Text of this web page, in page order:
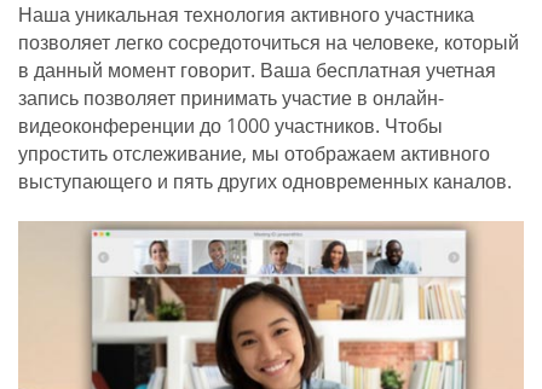
Наша уникальная технология активного участника
позволяет легко сосредоточиться на человеке, который
в данный момент говорит. Ваша бесплатная учетная
запись позволяет принимать участие в онлайн-
видеоконференции до 1000 участников. Чтобы
упростить отслеживание, мы отображаем активного
выступающего и пять других одновременных каналов.